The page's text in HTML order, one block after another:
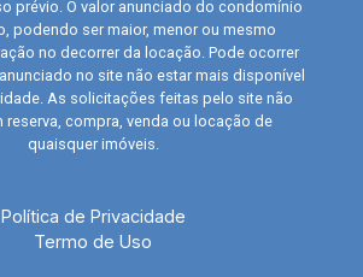
prévio. O valor anunciado do condomínio
podendo ser maior, menor ou mesmo
no decorrer da locação. Pode ocorrer
no site não estar mais disponível
As solicitações feitas pelo site não
reserva, compra, venda ou locação de
quaisquer imóveis.
Política de Privacidade
Termo de Uso